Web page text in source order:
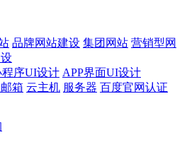
品牌网站建设 集团网站 营销型网
程序UI设计 APP界面UI设计
箱 云主机 服务器 百度官网认证